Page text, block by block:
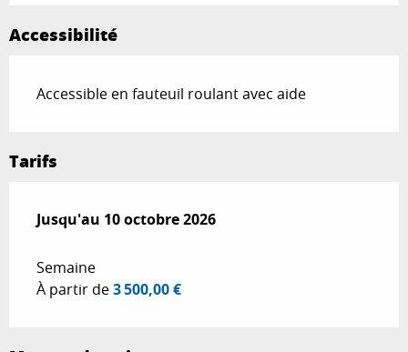
Accessibilité
Accessible en fauteuil roulant avec aide
Tarifs
Du5 avril 2026au10 octobre 2026
Jusqu'au 10 octobre 2026
Semaine
À partir de3 500,00 €